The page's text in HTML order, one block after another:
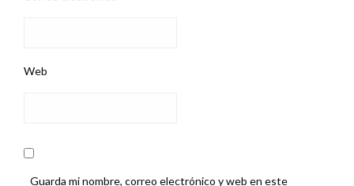
Web
Guarda mi nombre, correo electrónico y web en este